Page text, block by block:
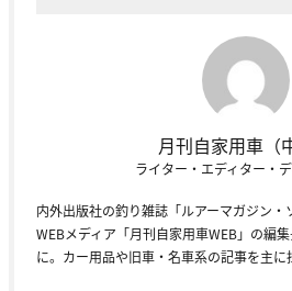
月刊自家用車（
ライター・エディター・
内外出版社の釣り雑誌「ルアーマガジン
WEBメディア「月刊自家用車WEB」の編
に。カー用品や旧車・名車系の記事を主に